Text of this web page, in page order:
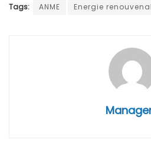
Tags: ANME Energie